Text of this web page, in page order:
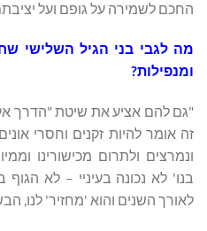
החכם לשמירה על גופם ועל
מה לגבי בני הגיל השלישי
ומנפילות?
"גם להם אציע את שיטת "הדרך אל
זה אומר להיות זקנים וחסרי
ונמרצים ולתרום מכישורינו
בנו' לא נכונה בעיניי – לא הגוף
לאורך השנים והוא 'מחזיר' לנו,